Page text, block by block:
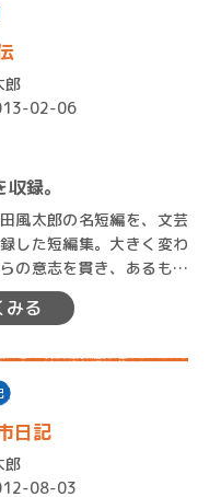
郎
02-06
録。
風太郎の名短編を、文芸
した短編集。大きく変わ
の意志を貫き、あるもの
みる
日記
郎
08-03